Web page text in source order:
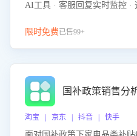
AI工具 · 客服回复实时监控 ·
限时免费已售99+
国补政策销售分
淘宝 | 京东 | 抖音 | 快手